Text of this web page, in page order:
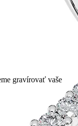
gravírovať vaše